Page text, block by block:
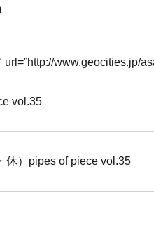
url=”http://www.geocities.jp/
vol.35
休）pipes of piece vol.35